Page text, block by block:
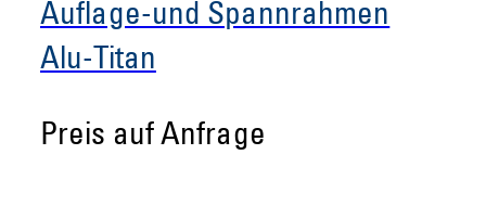
Auflage-und Spannrahmen
Alu-Titan
Preis auf Anfrage